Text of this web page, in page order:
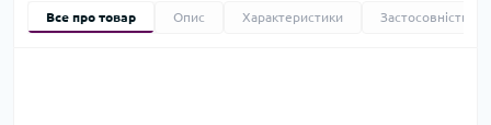
Все про товар Опис Характеристики Застосовність